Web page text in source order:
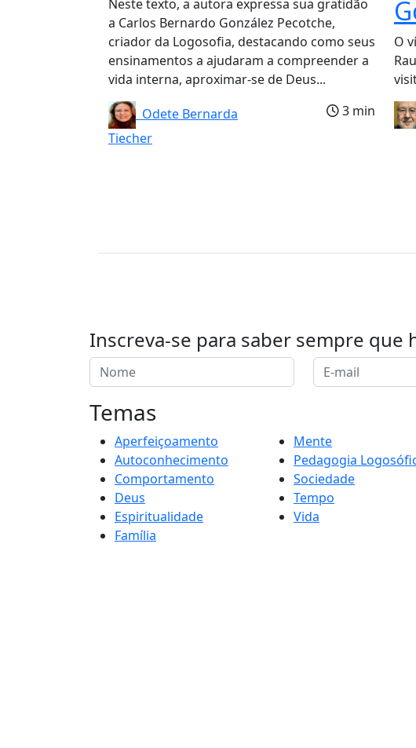
Neste texto, a autora expressa sua gratidão
a Carlos Bernardo González Pecotche,
criador da Logosofia, destacando como seus
ensinamentos a ajudaram a compreender a
vida interna, aproximar-se de Deus...
Odete Bernarda
Tiecher
3 min
O
Inscreva-se para saber sempre
Temas
Aperfeiçoamento
Autoconhecimento
Comportamento
Deus
Espiritualidade
Família
Mente
Pedagogia
Sociedade
Tempo
Vida